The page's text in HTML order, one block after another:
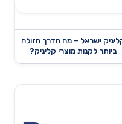
ישראל – מה הדרך הזולה
ביותר לקנות מוצרי קליניק?